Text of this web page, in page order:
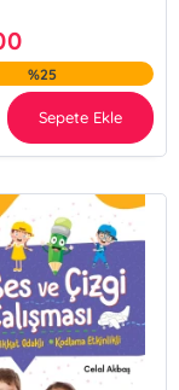
%25
Sepete Ekle